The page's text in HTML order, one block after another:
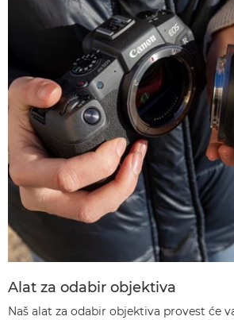
Alat za odabir objektiva
Naš alat za odabir objektiva provest će